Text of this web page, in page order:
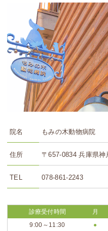
院名 もみの木動物病院
住所 〒657-0834 兵庫県
TEL 078-861-2243
診療受付時間 月
9:00～11:30
●